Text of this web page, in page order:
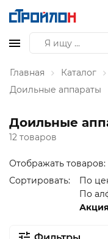
Главная Каталог
Доильные аппараты
Доильные
12 товаров
Отображать товаров:
Сортировать:
По
По
Акция